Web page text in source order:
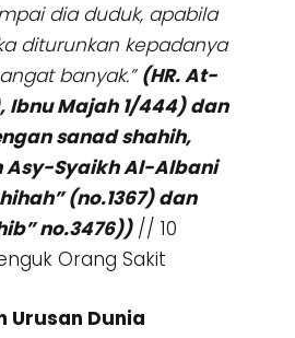
dia duduk, apabila
diturunkan kepadanya
banyak.” (HR. At-
Ibnu Majah 1/444) dan
sanad shahih,
Asy-Syaikh Al-Albani
(no.1367) dan
no.3476))// 10
Orang Sakit
Urusan Dunia